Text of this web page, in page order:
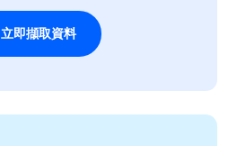
立即擷取資料